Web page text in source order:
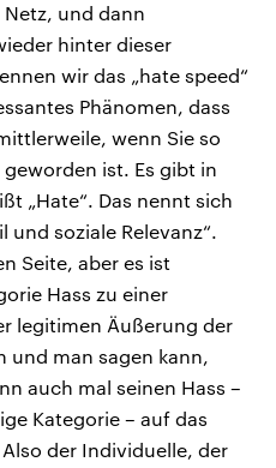
und dann
hinter dieser
wir das „hate speed“
Phänomen, dass
wenn Sie so
ist. Es gibt in
„Hate“. Das nennt sich
und soziale Relevanz“.
Seite, aber es ist
Hass zu einer
legitimen Äußerung der
und man sagen kann,
auch mal seinen Hass –
Kategorie – auf das
der Individuelle, der